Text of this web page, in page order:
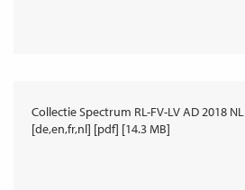
Collectie Spectrum RL-FV-LV AD 2018 NL
[de,en,fr,nl] [pdf] [14.3 MB]